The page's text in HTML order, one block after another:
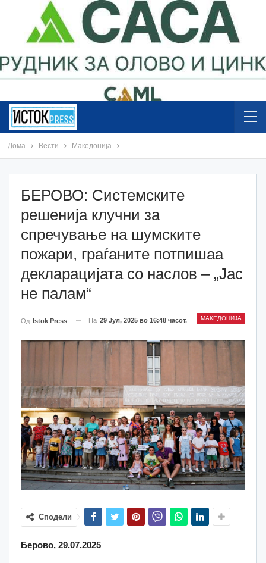
Дома Вести Македонија
БЕРОВО: Системските
решенија клучни за
спречување на шумските
пожари, граѓаните потпишаа
декларацијата со наслов – „Јас
не палам“
МАКЕДОНИЈА
Од Istok Press На 29 Јул, 2025 во 16:48 часот.
Сподели
Берово, 29.07.2025